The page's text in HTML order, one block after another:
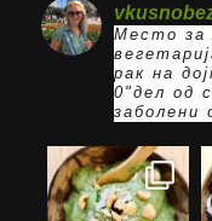
Место за
рак на
0"дел од
заболени